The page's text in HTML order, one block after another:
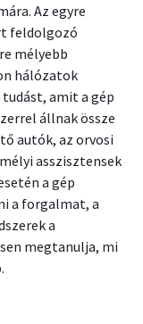
Az egyre
feldolgozó
mélyebb
hálózatok
amit a gép
állnak össze
autók, az orvosi
asszisztensek
a gép
a forgalmat, a
a
megtanulja, mi